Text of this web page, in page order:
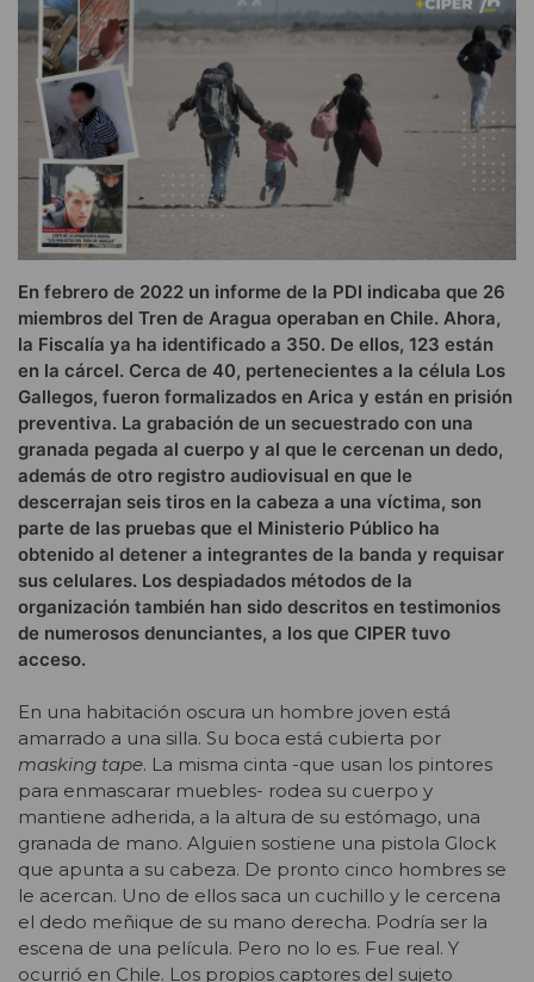
En febrero de 2022 un informe de la PDI indicaba que 26
miembros del Tren de Aragua operaban en Chile. Ahora,
la Fiscalía ya ha identificado a 350. De ellos, 123 están
en la cárcel. Cerca de 40, pertenecientes a la célula Los
Gallegos, fueron formalizados en Arica y están en prisión
preventiva. La grabación de un secuestrado con una
granada pegada al cuerpo y al que le cercenan un dedo,
además de otro registro audiovisual en que le
descerrajan seis tiros en la cabeza a una víctima, son
parte de las pruebas que el Ministerio Público ha
obtenido al detener a integrantes de la banda y requisar
sus celulares. Los despiadados métodos de la
organización también han sido descritos en testimonios
de numerosos denunciantes, a los que CIPER tuvo
acceso.
En una habitación oscura un hombre joven está
amarrado a una silla. Su boca está cubierta por
masking tape. La misma cinta -que usan los pintores
para enmascarar muebles- rodea su cuerpo y
mantiene adherida, a la altura de su estómago, una
granada de mano. Alguien sostiene una pistola Glock
que apunta a su cabeza. De pronto cinco hombres se
le acercan. Uno de ellos saca un cuchillo y le cercena
el dedo meñique de su mano derecha. Podría ser la
escena de una película. Pero no lo es. Fue real. Y
ocurrió en Chile. Los propios captores del sujeto